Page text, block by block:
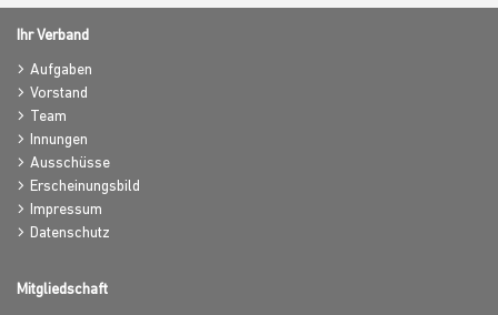
Ihr Verband
Aufgaben
Vorstand
Team
Innungen
Ausschüsse
Erscheinungsbild
Impressum
Datenschutz
Mitgliedschaft